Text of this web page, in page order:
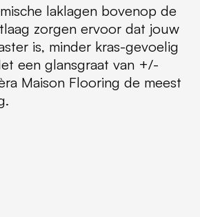
laklagen bovenop de
zorgen ervoor dat jouw
is, minder kras-gevoelig
een glansgraat van +/-
Maison Flooring de meest